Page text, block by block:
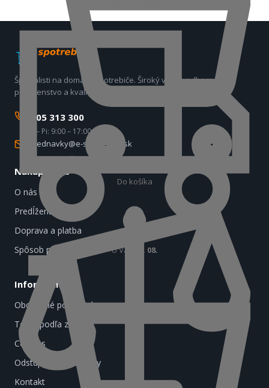
Do košíka
U Vás 18. 08.
Špecialisti na domáce spotrebiče. Široký výber, odborné
poradenstvo a kvalitný servis už viac ako 17 rokov.
0905 313 300
Po – Pi: 9:00 – 17:00
objednavky@e-spotrebice.sk
Nákup u nás
O nás
Predĺžená záruka
Doprava a platba
Spôsob platby
Informácie
Obchodné podmienky
Tovar podľa značiek
Cookies
Odstúpenie od zmluvy
Kontakt